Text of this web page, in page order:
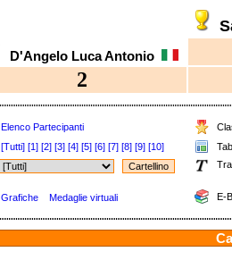
D'Angelo Luca Antonio
2
Elenco Partecipanti
[Tutti] [1] [2] [3] [4] [5] [6] [7] [8] [9] [10]
Grafiche Medaglie virtuali E-